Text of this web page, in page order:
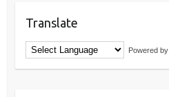
Translate
Powered by